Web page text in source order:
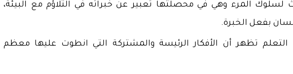
المرء وهي في محصلتها تعبير عن خبراته في التلاؤم مع البيئة،
بفعل الخبرة.
تظهر أن الأفكار الرئيسة والمشتركة التي انطوت عليها معظم